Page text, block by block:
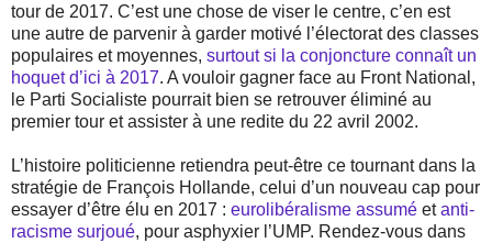
tour de 2017. C’est une chose de viser le centre, c’en est
une autre de parvenir à garder motivé l’électorat des classes
populaires et moyennes, surtout si la conjoncture connaît un
hoquet d’ici à 2017. A vouloir gagner face au Front National,
le Parti Socialiste pourrait bien se retrouver éliminé au
premier tour et assister à une redite du 22 avril 2002.
L’histoire politicienne retiendra peut-être ce tournant dans la
stratégie de François Hollande, celui d’un nouveau cap pour
essayer d’être élu en 2017 : eurolibéralisme assumé etanti-
racisme surjoué, pour asphyxier l’UMP. Rendez-vous dans